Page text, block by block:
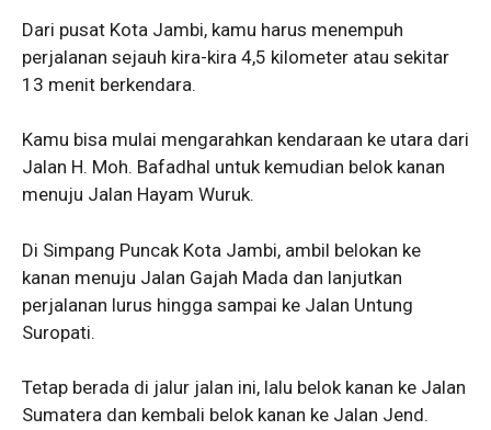
Dari pusat Kota Jambi, kamu harus menempuh
perjalanan sejauh kira-kira 4,5 kilometer atau sekitar
13 menit berkendara.
Kamu bisa mulai mengarahkan kendaraan ke utara dari
Jalan H. Moh. Bafadhal untuk kemudian belok kanan
menuju Jalan Hayam Wuruk.
Di Simpang Puncak Kota Jambi, ambil belokan ke
kanan menuju Jalan Gajah Mada dan lanjutkan
perjalanan lurus hingga sampai ke Jalan Untung
Suropati.
Tetap berada di jalur jalan ini, lalu belok kanan ke Jalan
Sumatera dan kembali belok kanan ke Jalan Jend.